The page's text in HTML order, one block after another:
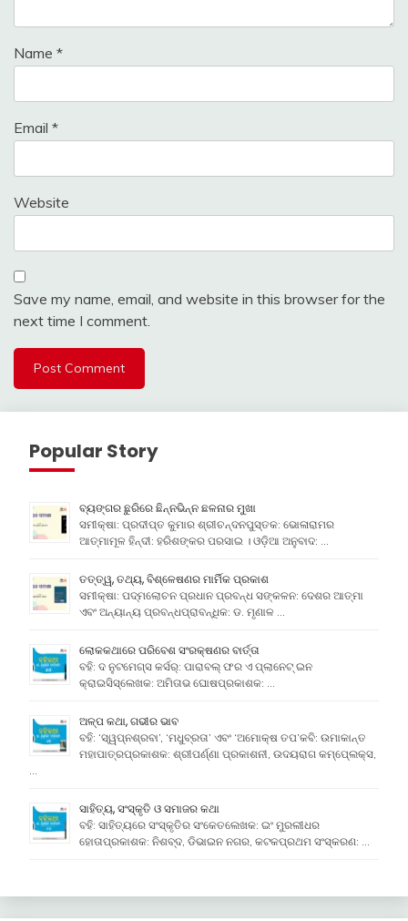
Name *
Email *
Website
Save my name, email, and website in this browser for the
next time I comment.
Popular Story
ବ୍ୟଙ୍ଗର ଛୁରିରେ ଛିନ୍ନଭିନ୍ନ ଛଳନାର ମୁଖା
ସମୀକ୍ଷା: ପ୍ରଦୀପ୍ତ କୁମାର ଶ୍ରୀଚନ୍ଦନପୁସ୍ତକ: ଭୋଳାରାମର
ଆତ୍ମାମୂଳ ହିନ୍ଦୀ: ହରିଶଙ୍କର ପରସାଇ । ଓଡ଼ିଆ ଅନୁବାଦ: …
ତତ୍ତ୍ୱ, ତଥ୍ୟ, ବିଶ୍ଳେଷଣର ମାର୍ମିକ ପ୍ରକାଶ
ସମୀକ୍ଷା: ପଦ୍ମଲୋଚନ ପ୍ରଧାନ ପ୍ରବନ୍ଧ ସଙ୍କଳନ: ଦେଶର ଆତ୍ମା
ଏବଂ ଅନ୍ୟାନ୍ୟ ପ୍ରବନ୍ଧପ୍ରାବନ୍ଧିକ: ଡ. ମୃଣାଳ …
ଲୋକକଥାରେ ପରିବେଶ ସଂରକ୍ଷଣର ବାର୍ତ୍ତା
ବହି: ଦ ନୁଟମେଗ୍ସ କର୍ସର୍: ପାରାବଲ୍ ଫର ଏ ପ୍ଲାନେଟ୍ ଇନ
କ୍ରାଇସିସ୍ଲେଖକ: ଅମିତାଭ ଘୋଷପ୍ରକାଶକ: …
ଅଳ୍ପ କଥା, ଗଭୀର ଭାବ
ବହି: ‘ସ୍ୱପ୍ନଶ୍ରବା’, ‘ମଧୁବ୍ରତା’ ଏବଂ ‘ଅମୋକ୍ଷ ତପ’କବି: ଉମାକାନ୍ତ
ମହାପାତ୍ରପ୍ରକାଶକ: ଶ୍ରୀପର୍ଣ୍ଣା ପ୍ରକାଶନୀ, ଉଦୟରାଗ କମ୍ପେ୍ଲକ୍ସ,
ସାହିତ୍ୟ, ସଂସ୍କୃତି ଓ ସମାଜର କଥା
ବହି: ସାହିତ୍ୟରେ ସଂସ୍କୃତିର ସଂକେତଲେଖକ: ଇଂ ମୁରଲୀଧର
ହୋତାପ୍ରକାଶକ: ନିଶବ୍ଦ, ଡିଭାଇନ ନଗର, କଟକପ୍ରଥମ ସଂସ୍କରଣ: …